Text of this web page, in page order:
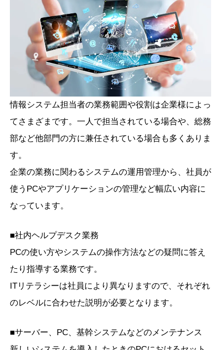
情報システム担当者の業務範囲や役割は企業様によっ
てさまざまです。一人で担当されている場合や、総務
部など他部門の方に兼任されている場合も多くありま
す。
企業の業務に関わるシステムの運用管理から、社員が
使うPCやアプリケーションの管理など幅広い内容に
なっています。
■社内ヘルプデスク業務
PCの使い方やシステムの操作方法などの疑問に答え
たり指導する業務です。
ITリテラシーは社員により異なりますので、それぞれ
のレベルに合わせた説明が必要となります。
■サーバー、PC、基幹システムなどのメンテナンス